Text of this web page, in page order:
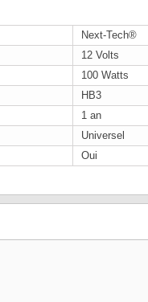
Next-Tech®
12 Volts
100 Watts
HB3
1 an
Universel
Oui